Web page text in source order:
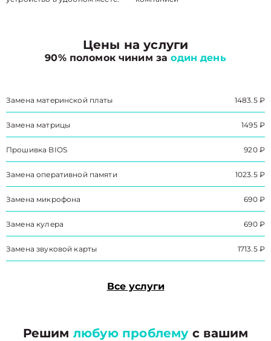
Цены на услуги
90% поломок чиним заодин день
Замена материнской платы 1483.5 ₽
Замена матрицы 1495 ₽
Прошивка BIOS 920 ₽
Замена оперативной памяти 1023.5 ₽
Замена микрофона 690 ₽
Замена кулера 690 ₽
Замена звуковой карты 1713.5 ₽
Все услуги
Решим любую проблему с вашим